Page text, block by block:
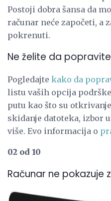
Postoji dobra šansa da
računar neće započeti, a
pokrenuti.
Ne želite da
Pogledajte kako da
listu vaših opcija
putu kao što su
skidanje datoteka, izbor
više. Evo informacija o
02 od 10
Računar ne pokazuje